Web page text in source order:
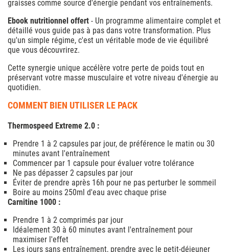
graisses comme source d'énergie pendant vos entraînements.
Ebook nutritionnel offert - Un programme alimentaire complet et
détaillé vous guide pas à pas dans votre transformation. Plus
qu'un simple régime, c'est un véritable mode de vie équilibré
que vous découvrirez.
Cette synergie unique accélère votre perte de poids tout en
préservant votre masse musculaire et votre niveau d'énergie au
quotidien.
COMMENT BIEN UTILISER LE PACK
Thermospeed Extreme 2.0 :
Prendre 1 à 2 capsules par jour, de préférence le matin ou 30
minutes avant l'entraînement
Commencer par 1 capsule pour évaluer votre tolérance
Ne pas dépasser 2 capsules par jour
Éviter de prendre après 16h pour ne pas perturber le sommeil
Boire au moins 250ml d'eau avec chaque prise
Carnitine 1000 :
Prendre 1 à 2 comprimés par jour
Idéalement 30 à 60 minutes avant l'entraînement pour
maximiser l'effet
Les jours sans entraînement, prendre avec le petit-déjeuner